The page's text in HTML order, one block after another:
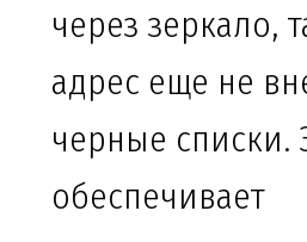
через зеркало,
адрес еще не
черные списки.
обеспечивает